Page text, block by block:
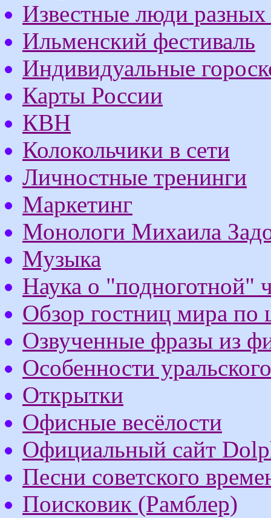
Известные люди
Ильменский фестиваль
Индивидуальные
Карты России
КВН
Колокольчики в сети
Личностные тренинги
Маркетинг
Монологи Михаила
Музыка
Наука о "подноготной"
Обзор гостниц мира по
Озвученные фразы из
Особенности
Открытки
Офисные весёлости
Официальный сайт
Песни советского
Поисковик (Рамблер)